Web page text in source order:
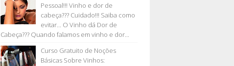
Pessoal!!! Vinho e dor de
cabeça??? Cuidado!!! Saiba como
evitar... O Vinho dá Dor de
Cabeça??? Quando falamos em vinho e dor...
Curso Gratuito de Noções
Básicas Sobre Vinhos: